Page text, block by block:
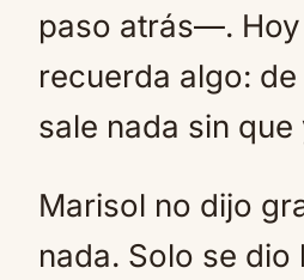
paso atrás—.
recuerda algo:
sale nada sin
Marisol no dijo
nada. Solo se dio